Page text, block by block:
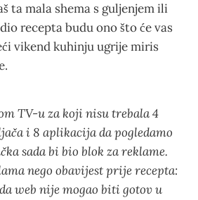
ta mala shema s guljenjem ili
recepta budu ono što će vas
vikend kuhinju ugrije miris
TV-u za koji nisu trebala 4
i 8 aplikacija da pogledamo
sada bi bio blok za reklame.
nego obavijest prije recepta:
web nije mogao biti gotov u